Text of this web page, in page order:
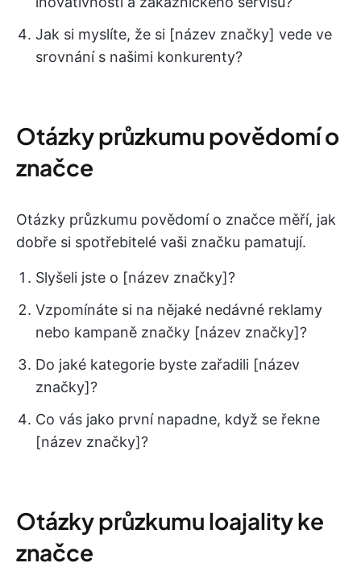
Jak si myslíte, že si [název značky] vede ve
srovnání s našimi konkurenty?
Otázky průzkumu povědomí o
značce
Otázky průzkumu povědomí o značce měří, jak
dobře si spotřebitelé vaši značku pamatují.
Slyšeli jste o [název značky]?
Vzpomínáte si na nějaké nedávné reklamy
nebo kampaně značky [název značky]?
Do jaké kategorie byste zařadili [název
značky]?
Co vás jako první napadne, když se řekne
[název značky]?
Otázky průzkumu loajality ke
značce